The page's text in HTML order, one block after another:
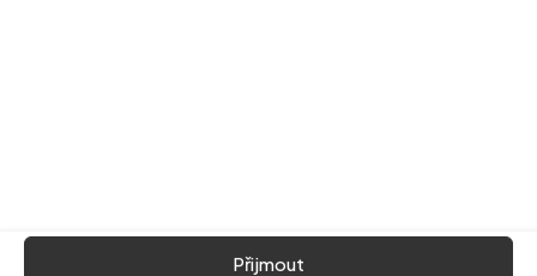
Přijmout